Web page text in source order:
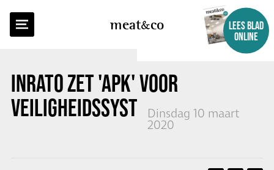
meatco
LEES BLAD
ONLINE
INRATO ZET 'APK' VOOR
VEILIGHEIDSSYSTEMEN OP
Dinsdag 10 maart
2020
TERUG NAAR OVERZICHT